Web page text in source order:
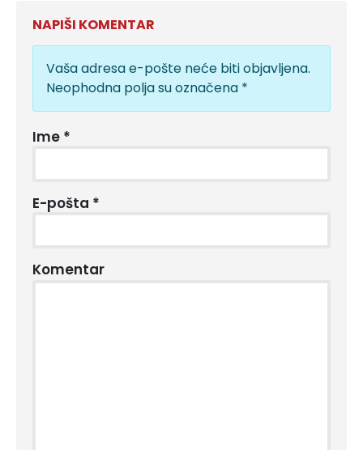
NAPIŠI KOMENTAR
Vaša adresa e-pošte neće biti objavljena.
Neophodna polja su označena *
Ime *
E-pošta *
Komentar